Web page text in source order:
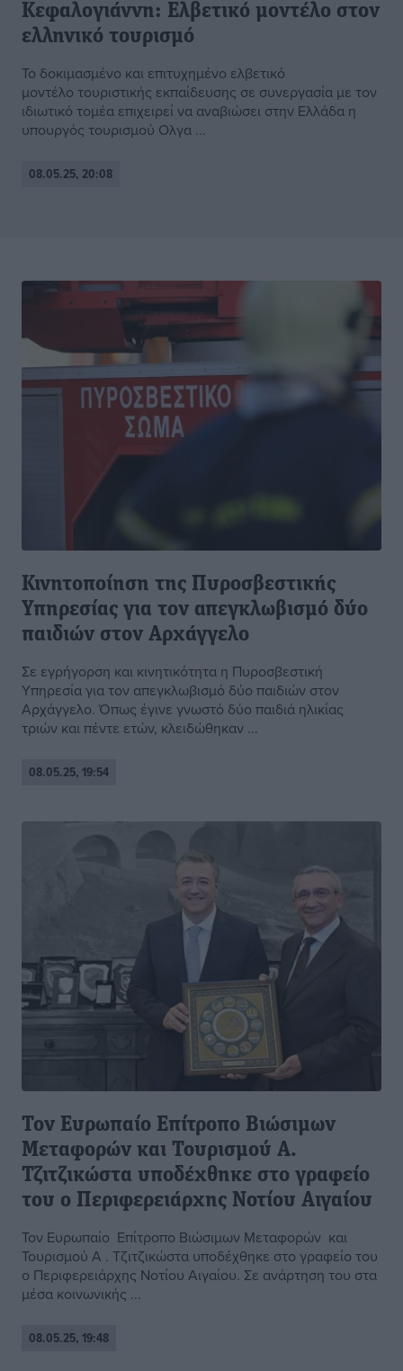
Κεφαλογιάννη: Ελβετικό μοντέλο στον
ελληνικό τουρισμό
Το δοκιμασμένο και επιτυχημένο ελβετικό
μοντέλο τουριστικής εκπαίδευσης σε συνεργασία με τον
ιδιωτικό τομέα επιχειρεί να αναβιώσει στην Ελλάδα η
υπουργός τουρισμού Ολγα ...
08.05.25, 20:08
Κινητοποίηση της Πυροσβεστικής
Υπηρεσίας για τον απεγκλωβισμό δύο
παιδιών στον Αρχάγγελο
Σε εγρήγορση και κινητικότητα η Πυροσβεστική
Υπηρεσία για τον απεγκλωβισμό δύο παιδιών στον
Αρχάγγελο. Όπως έγινε γνωστό δύο παιδιά ηλικίας
τριών και πέντε ετών, κλειδώθηκαν ...
08.05.25, 19:54
Τον Ευρωπαίο Επίτροπο Βιώσιμων
Μεταφορών και Τουρισμού Α.
Τζιτζικώστα υποδέχθηκε στο γραφείο
του ο Περιφερειάρχης Νοτίου Αιγαίου
Τον Ευρωπαίο Επίτροπο Βιώσιμων Μεταφορών και
Τουρισμού Α . Τζιτζικώστα υποδέχθηκε στο γραφείο του
ο Περιφερειάρχης Νοτίου Αιγαίου. Σε ανάρτηση του στα
μέσα κοινωνικής ...
08.05.25, 19:48